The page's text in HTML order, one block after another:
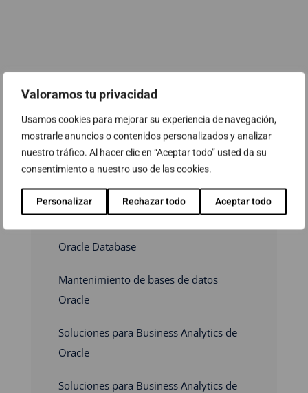
Valoramos tu privacidad
Usamos cookies para mejorar su experiencia de navegación,
mostrarle anuncios o contenidos personalizados y analizar
nuestro tráfico. Al hacer clic en “Aceptar todo” usted da su
consentimiento a nuestro uso de las cookies.
Personalizar Rechazar todo Aceptar todo
Soluciones y servicios
relacionados
Bases de Datos y Middleware
Oracle Database
Mantenimiento de bases de datos
Oracle
Soluciones para Business Analytics de
Oracle
Soluciones para Business Analytics de